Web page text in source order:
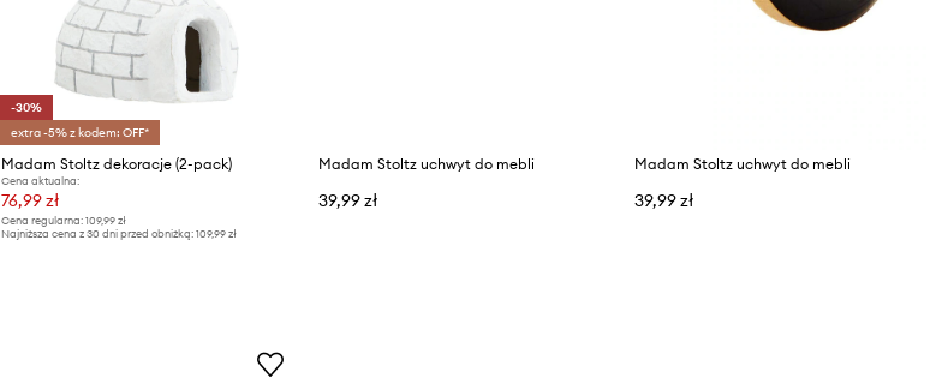
-30%
extra -5% z kodem: OFF*
Madam Stoltz dekoracje (2-pack)
Cena aktualna:
76,99 zł
Cena regularna: 109,99 zł
Najniższa cena z 30 dni przed obniżką: 109,99 zł
Madam Stoltz uchwyt do mebli
39,99 zł
Madam Stoltz uchwyt do mebli
39,99 zł